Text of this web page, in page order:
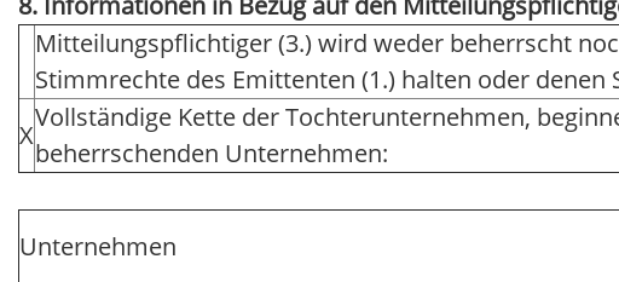
Mitteilungspflichtiger (3.) wird weder beherrscht
Stimmrechte des Emittenten (1.) halten oder
X
Vollständige Kette der Tochterunternehmen,
beherrschenden Unternehmen:
Unternehmen